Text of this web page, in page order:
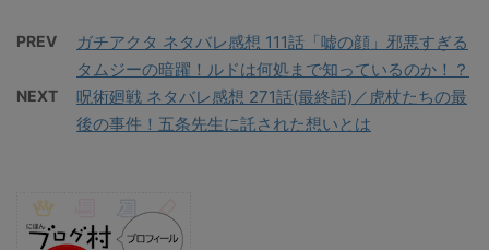
PREV
ガチアクタ ネタバレ感想 111話「嘘の顔」邪悪すぎる
タムジーの暗躍！ルドは何処まで知っているのか！？
NEXT
呪術廻戦 ネタバレ感想 271話(最終話)／虎杖たちの最
後の事件！五条先生に託された想いとは